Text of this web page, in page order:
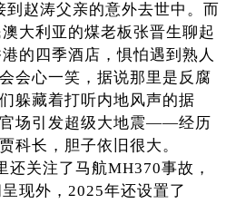
到赵涛父亲的意外去世中。而
大利亚的煤老板张晋生聊起
的四季酒店，惧怕遇到熟人
会心一笑，据说那里是反腐
躲藏着打听内地风声的据
场引发超级大地震——经历
科长，胆子依旧很大。
关注了马航MH370事故，
现外，2025年还设置了